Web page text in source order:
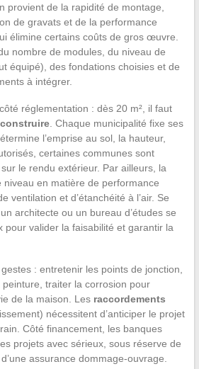
provient de la rapidité de montage,
de gravats et de la performance
élimine certains coûts de gros œuvre.
nombre de modules, du niveau de
équipé), des fondations choisies et de
à intégrer.
réglementation : dès 20 m², il faut
. Chaque municipalité fixe ses
l’emprise au sol, la hauteur,
certaines communes sont
le rendu extérieur. Par ailleurs, la
niveau en matière de performance
ventilation et d’étanchéité à l’air. Se
architecte ou un bureau d’études se
pour valider la faisabilité et garantir la
: entretenir les points de jonction,
traiter la corrosion pour
de la maison. Les raccordements
nécessitent d’anticiper le projet
Côté financement, les banques
projets avec sérieux, sous réserve de
assurance dommage-ouvrage.